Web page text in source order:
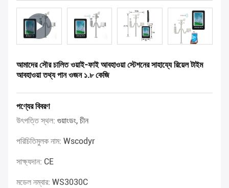
আমাদের সৌর চালিত ওয়াই-ফাই আবহাওয়া স্টেশনের সাহায্যে রিয়েল টাইম
আবহাওয়া তথ্য পান ওজন ১.৮ কেজি
পণ্যের বিবরণ
উৎপত্তি স্থল: গুয়াংডং, চীন
পরিচিতিমুলক নাম: Wscodyr
সাক্ষ্যদান: CE
মডেল নম্বার: WS3030C